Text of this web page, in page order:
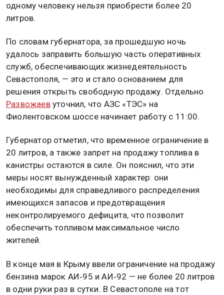
одному человеку нельзя приобрести более 20
литров.
По словам губернатора, за прошедшую ночь
удалось заправить большую часть оперативных
служб, обеспечивающих жизнедеятельность
Севастополя, — это и стало основанием для
решения открыть свободную продажу. Отдельно
Развожаевуточнил, что АЗС «ТЭС» на
Фиолентовском шоссе начинает работу с 11:00.
Губернатор отметил, что временное ограничение в
20 литров, а также запрет на продажу топлива в
канистры остаются в силе. Он пояснил, что эти
меры носят вынужденный характер: они
необходимы для справедливого распределения
имеющихся запасов и предотвращения
неконтролируемого дефицита, что позволит
обеспечить топливом максимальное число
жителей.
В конце мая в Крыму ввели ограничение на продажу
бензина марок АИ‑95 и АИ‑92 — не более 20 литров
в одни руки раз в сутки. В Севастополе на тот